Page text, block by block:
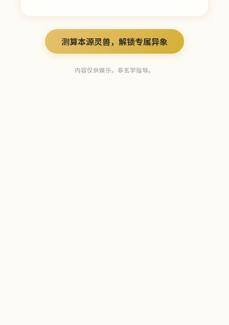
测算本源灵兽，解锁专属异象
内容仅供娱乐，非玄学指导。